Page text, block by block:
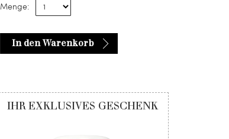
Menge:
In den Warenkorb
IHR EXKLUSIVES GESCHENK